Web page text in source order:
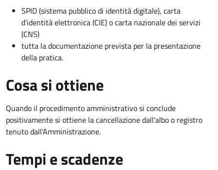
SPID (sistema pubblico di identità digitale), carta
d’identità elettronica (CIE) o carta nazionale dei servizi
(CNS)
tutta la documentazione prevista per la presentazione
della pratica.
Cosa si ottiene
Quando il procedimento amministrativo si conclude
positivamente si ottiene la cancellazione dall'albo o registro
tenuto dall'Amministrazione.
Tempi e scadenze